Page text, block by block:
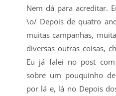
Nem dá para acreditar.
\o/ Depois de quatro
muitas campanhas,
diversas outras coisas,
Eu já falei no post
sobre um pouquinho
por lá e, lá no Depois